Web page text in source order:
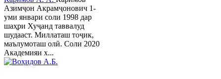
Азимҷон Акрамҷонович 1-
уми январи соли 1998 дар
шаҳри Хуҷанд таввалуд
шудааст. Миллаташ тоҷик,
маълумоташ олӣ. Соли 2020
Академияи х...